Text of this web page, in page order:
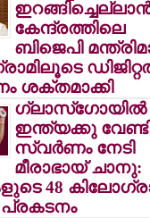
കേന്ദ്രത്തിലെ
ബിജെപി
ശക്തമാക്കി
ഗ്ലാസ്ഗോയില്‍
ഇന്ത്യക്കു
സ്വര്‍ണം നേടി
മീരാഭായ് ചാനു:
48
പ്രകടനം